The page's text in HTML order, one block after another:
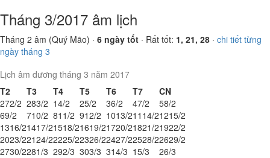
Tháng 3/2017 âm lịch
Tháng 2 âm (Quý Mão) · 6 ngày tốt · Rất tốt: 1, 21, 28 · chi tiết từng
ngày tháng 3
Lịch âm dương tháng 3 năm 2017
T2
T3 T4 T5 T6 T7
CN
272/2 283/2 14/2 25/2 36/2 47/2 58/2
69/2 710/2 811/2 912/2 1013/211 14/21215/2
1316/21417/21518/21619/21720/21821/21922/2
2023/22124/22225/22326/22427/22528/22629/2
2730/2281/3 292/3 303/3 314/3 15/3 26/3